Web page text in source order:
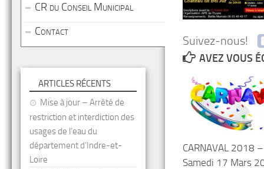
Suivez-nous!
AVEZ VOUS
CARNAVAL 2018 –
Samedi 17 Mars
CR du Conseil Municipal
Contact
ARTICLES RÉCENTS
Mise à jour – Arrêté de
restriction et interdiction des
usages de l’eau du
département d’Indre-et-
Loire